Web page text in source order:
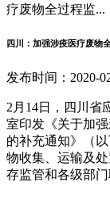
疗废物全过程监...
四川：加强涉疫医疗废物
发布时间：2020-
2月14日，四川省
室印发《关于加
的补充通知》（
物收集、运输及
存监管和各级部